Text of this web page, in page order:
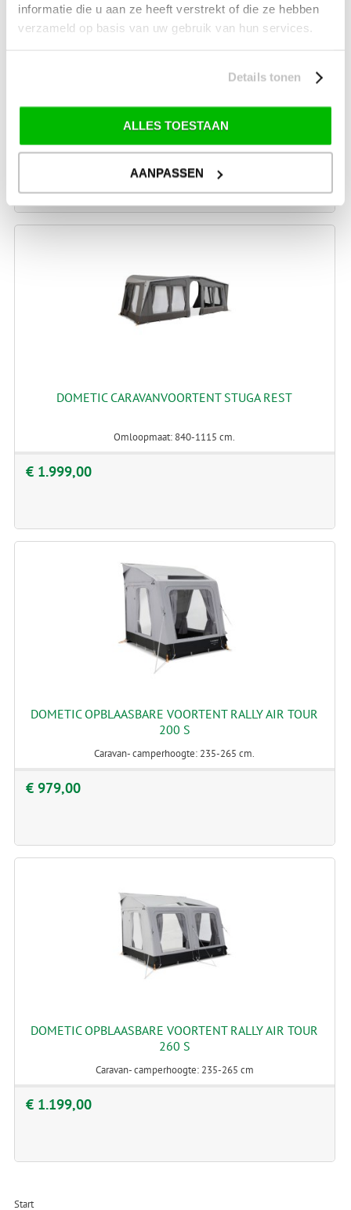
informatie die u aan ze heeft verstrekt of die ze hebben
verzameld op basis van uw gebruik van hun services.
Details tonen
ALLES TOESTAAN
AANPASSEN
DOMETIC OPBLAASBARE CARAVANVOORTENT
Omloopmaat: 890-940 cm.
€ 2.799,00
DOMETIC CARAVANVOORTENT STUGA REST
Omloopmaat: 840-1115 cm.
€ 1.999,00
DOMETIC OPBLAASBARE VOORTENT RALLY AIR TOUR
200 S
Caravan- camperhoogte: 235-265 cm.
€ 979,00
DOMETIC OPBLAASBARE VOORTENT RALLY AIR TOUR
260 S
Caravan- camperhoogte: 235-265 cm
€ 1.199,00
Start